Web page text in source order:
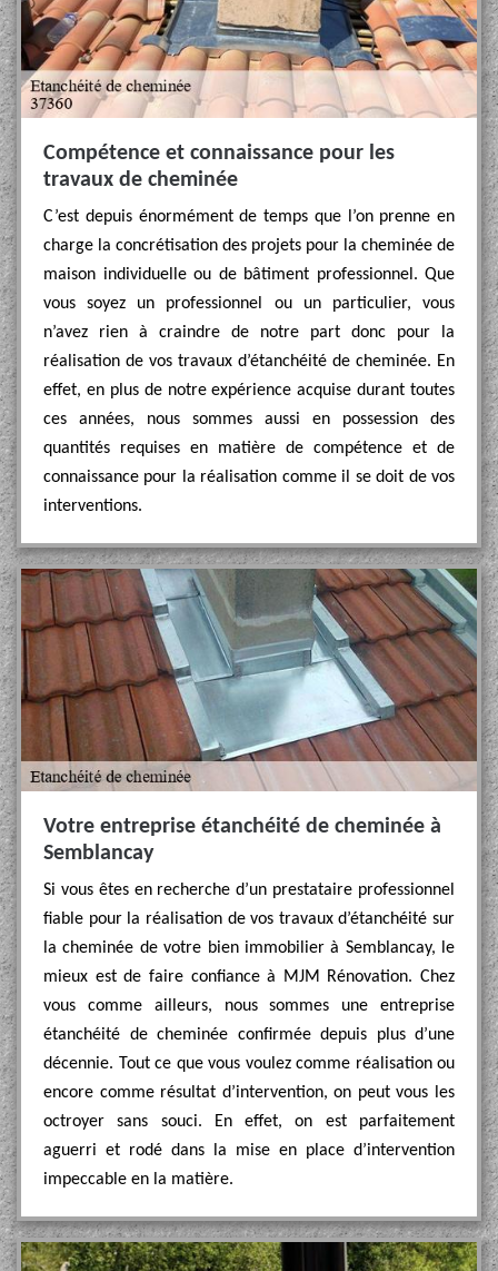
Compétence et connaissance pour les
travaux de cheminée
C’est depuis énormément de temps que l’on prenne en
charge la concrétisation des projets pour la cheminée de
maison individuelle ou de bâtiment professionnel. Que
vous soyez un professionnel ou un particulier, vous
n’avez rien à craindre de notre part donc pour la
réalisation de vos travaux d’étanchéité de cheminée. En
effet, en plus de notre expérience acquise durant toutes
ces années, nous sommes aussi en possession des
quantités requises en matière de compétence et de
connaissance pour la réalisation comme il se doit de vos
interventions.
Votre entreprise étanchéité de cheminée à
Semblancay
Si vous êtes en recherche d’un prestataire professionnel
fiable pour la réalisation de vos travaux d’étanchéité sur
la cheminée de votre bien immobilier à Semblancay, le
mieux est de faire confiance à MJM Rénovation. Chez
vous comme ailleurs, nous sommes une entreprise
étanchéité de cheminée confirmée depuis plus d’une
décennie. Tout ce que vous voulez comme réalisation ou
encore comme résultat d’intervention, on peut vous les
octroyer sans souci. En effet, on est parfaitement
aguerri et rodé dans la mise en place d’intervention
impeccable en la matière.